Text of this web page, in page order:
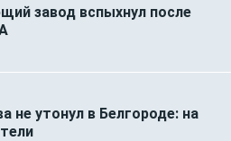
завод вспыхнул после
не утонул в Белгороде: на